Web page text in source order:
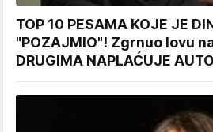
TOP 10 PESAMA KOJE JE
"POZAJMIO"! Zgrnuo lovu
DRUGIMA NAPLAĆUJE